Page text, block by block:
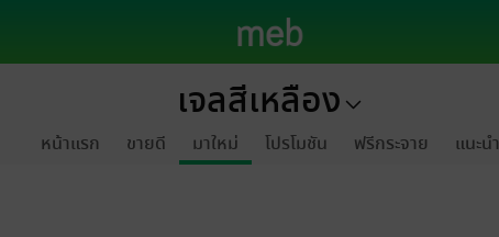
เจลสีเหลือง
หน้าแรก ขายดี มาใหม่ โปรโมชัน ฟรีกระจาย แนะนำ